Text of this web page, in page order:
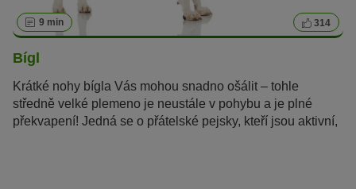
9 min 314
Bígl
Krátké nohy bígla Vás mohou snadno ošálit – tohle
středně velké plemeno je neustále v pohybu a je plné
překvapení! Jedná se o přátelské pejsky, kteří jsou aktivní,